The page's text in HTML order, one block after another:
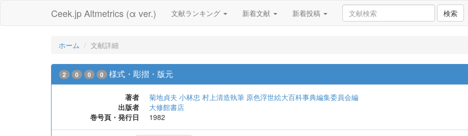
Ceek.jp Altmetrics (α ver.) 文献ランキング 新着文献 新着投稿 検索
ホーム 文献詳細
2 0 0 0 様式・彫摺・版元
著者 菊地貞夫 小林忠 村上清造執筆 原色浮世絵大百科事典編集委員会編
出版者
大修館書店
巻号頁・発行日
1982